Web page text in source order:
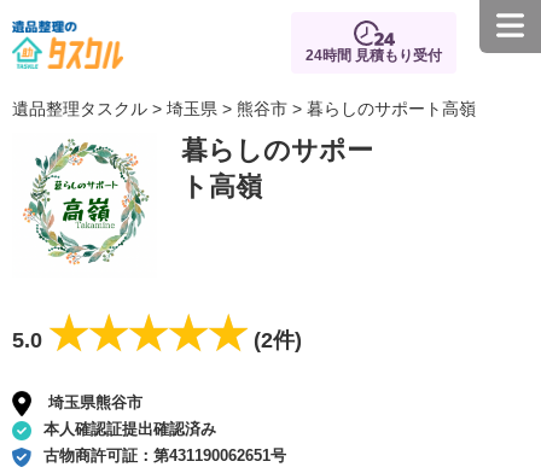
24時間 見積もり受付
遺品整理タスクル > 埼玉県 > 熊谷市 > 暮らしのサポート高嶺
暮らしのサポー
ト高嶺
5.0 ★★★★★
★★★★★ (2件)
埼玉県熊谷市
本人確認証提出確認済み
古物商許可証： 第431190062651号